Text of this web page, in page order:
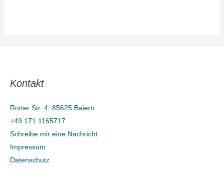
Kontakt
Rotter Str. 4, 85625 Baiern
+49 171 1165717
Schreibe mir eine Nachricht
Impressum
Datenschutz